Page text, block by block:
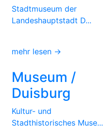
Stadtmuseum der
Landeshauptstadt D...
mehr lesen →
Museum /
Duisburg
Kultur- und
Stadthistorisches Muse...